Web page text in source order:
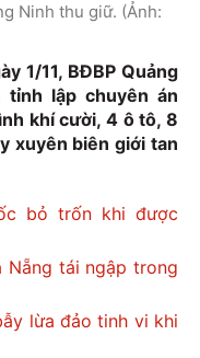
Ninh thu giữ. (Ảnh:
1/11, BĐBP Quảng
tỉnh lập chuyên án
khí cười, 4 ô tô, 8
xuyên biên giới tan
bỏ trốn khi được
Nẵng tái ngập trong
lừa đảo tinh vi khi